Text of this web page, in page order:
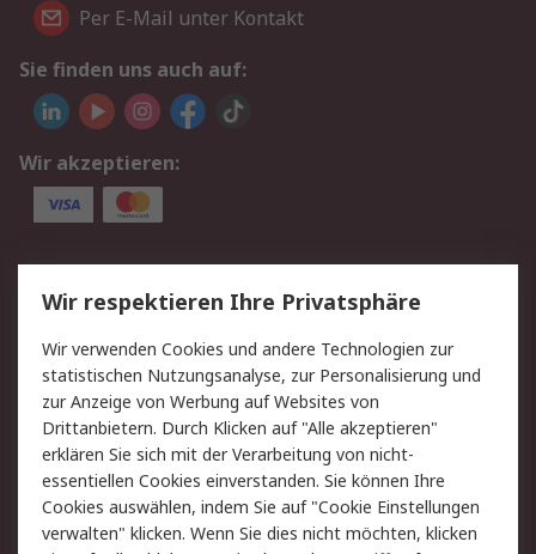
Per E-Mail unter Kontakt
Sie finden uns auch auf:
Wir akzeptieren:
Service
Value Added Services
Lieferlösungen
Rücksendung/Entsorgung Kontakt
Hilfe
Rechtliches
RS Verkaufs- und
Lieferbedingungen
Datenschutz
Wir respektieren Ihre Privatsphäre
Wir verwenden Cookies und andere Technologien zur
statistischen Nutzungsanalyse, zur Personalisierung und
zur Anzeige von Werbung auf Websites von
Drittanbietern. Durch Klicken auf "Alle akzeptieren"
erklären Sie sich mit der Verarbeitung von nicht-
essentiellen Cookies einverstanden. Sie können Ihre
Cookies auswählen, indem Sie auf "Cookie Einstellungen
verwalten" klicken. Wenn Sie dies nicht möchten, klicken